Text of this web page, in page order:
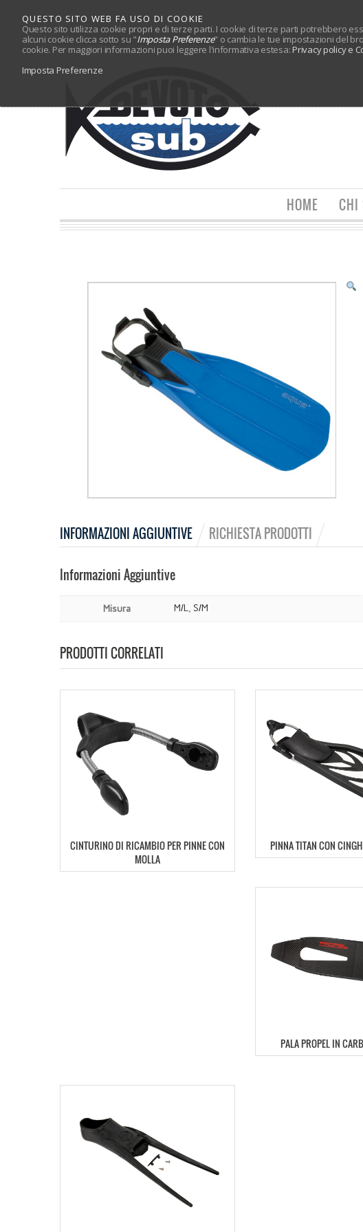
QUESTO SITO WEB FA USO DI COOKIE
Questo sito utilizza cookie propri e di terze parti. I cookie di terze parti potrebbero
alcuni cookie clicca sotto su "Imposta Preferenze" o cambia le tue impostazioni del
cookie. Per maggiori informazioni puoi leggere l'informativa estesa: Privacy policy e
Imposta Preferenze
HOME CHI
INFORMAZIONI AGGIUNTIVE RICHIESTA PRODOTTI
Informazioni Aggiuntive
Misura M/L, S/M
PRODOTTI CORRELATI
CINTURINO DI RICAMBIO PER PINNE CON
MOLLA
PINNA TITAN CON
PALA PROPEL IN